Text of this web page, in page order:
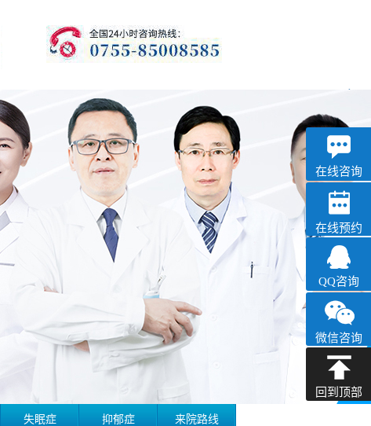
失眠症 抑郁症 来院路线
优眠
失眠抑郁专科
在线咨询
在线预约
QQ咨询
微信咨询
回到顶部